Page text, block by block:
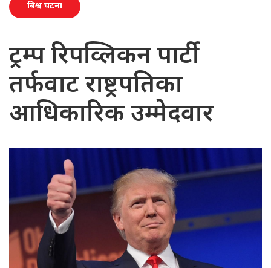
बिश्व घटना
ट्रम्प रिपव्लिकन पार्टी
तर्फवाट राष्ट्रपतिका
आधिकारिक उम्मेदवार